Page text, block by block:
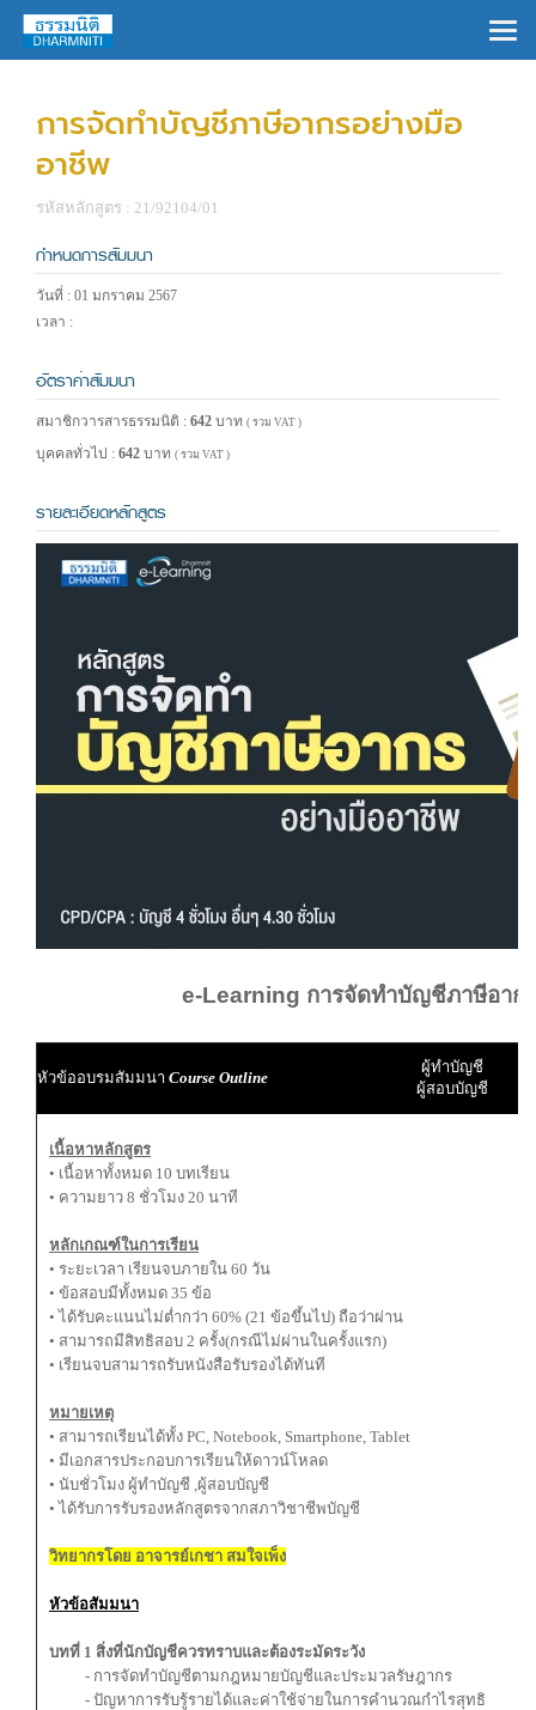
การจัดทำบัญชีภาษีอากรอย่างมือ
อาชีพ
รหัสหลักสูตร : 21/92104/01
กำหนดการสัมมนา
วันที่ : 01 มกราคม 2567
เวลา :
อัตราค่าสัมมนา
สมาชิกวารสารธรรมนิติ : 642 บาท ( รวม VAT )
บุคคลทั่วไป : 642 บาท ( รวม VAT )
รายละเอียดหลักสูตร
e-Learning การจัดทำบัญชีภาษีอาก
หัวข้ออบรมสัมมนา Course Outline
ผู้ทำบัญชี
ผู้สอบบัญชี
เนื้อหาหลักสูตร
• เนื้อหาทั้งหมด 10 บทเรียน
• ความยาว 8 ชั่วโมง 20 นาที
หลักเกณฑ์ในการเรียน
• ระยะเวลา เรียนจบภายใน 60 วัน
• ข้อสอบมีทั้งหมด 35 ข้อ
• ได้รับคะแนนไม่ต่ำกว่า 60% (21 ข้อขึ้นไป) ถือว่าผ่าน
• สามารถมีสิทธิสอบ 2 ครั้ง(กรณีไม่ผ่านในครั้งแรก)
• เรียนจบสามารถรับหนังสือรับรองได้ทันที
หมายเหตุ
• สามารถเรียนได้ทั้ง PC, Notebook, Smartphone, Tablet
• มีเอกสารประกอบการเรียนให้ดาวน์โหลด
• นับชั่วโมง ผู้ทำบัญชี ,ผู้สอบบัญชี
• ได้รับการรับรองหลักสูตรจากสภาวิชาชีพบัญชี
วิทยากรโดย อาจารย์เกชา สมใจเพ็ง
หัวข้อสัมมนา
บทที่ 1 สิ่งที่นักบัญชีควรทราบและต้องระมัดระวัง
- การจัดทำบัญชีตามกฎหมายบัญชีและประมวลรัษฎากร
- ปัญหาการรับรู้รายได้และค่าใช้จ่ายในการคำนวณกำไรสุทธิ
×